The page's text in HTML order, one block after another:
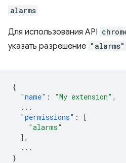
alarms
Для использования API
указать разрешение "alarms"
{
"name" : "My extension" ,
...
"permissions" :
[
"alarms"
],
...
}